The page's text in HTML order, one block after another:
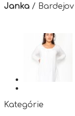
Janka / Bardejov
Kategórie